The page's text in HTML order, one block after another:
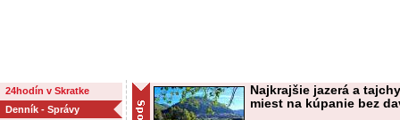
24hodín v Skratke
Denník - Správy
Najkrajšie jazerá a
miest na kúpanie bez